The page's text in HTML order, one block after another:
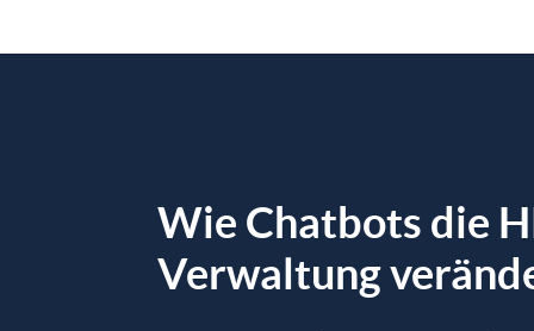
Wie Chatbots die
Verwaltung